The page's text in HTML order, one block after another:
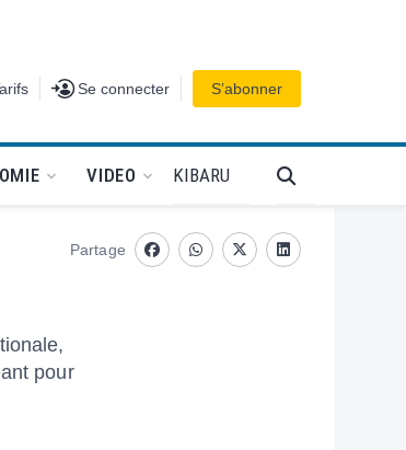
Se connecter
Se connecter S’abonner
VIDEO KIBARU
pour
Partage
FacebookwhatsappTwitterLinkedin